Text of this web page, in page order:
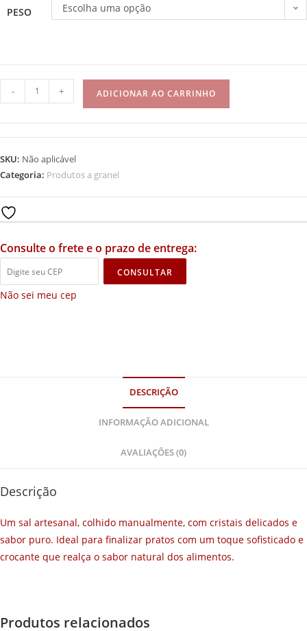
PESO Escolha uma opção
- + ADICIONAR AO CARRINHO
SKU: Não aplicável
Categoria: Produtos a granel
Consulte o frete e o prazo de entrega:
CONSULTAR
Não sei meu cep
DESCRIÇÃO
INFORMAÇÃO ADICIONAL
AVALIAÇÕES (0)
Descrição
Um sal artesanal, colhido manualmente, com cristais delicados e
sabor puro. Ideal para finalizar pratos com um toque sofisticado e
crocante que realça o sabor natural dos alimentos.
Produtos relacionados